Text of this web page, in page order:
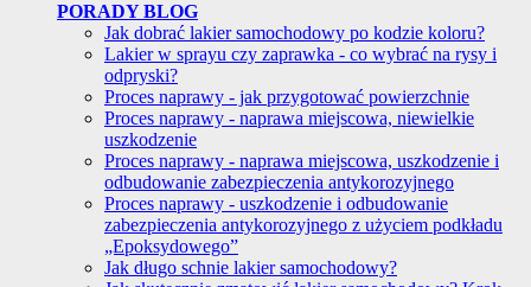
PORADY BLOG
Jak dobrać lakier samochodowy po kodzie koloru?
Lakier w sprayu czy zaprawka - co wybrać na rysy i
odpryski?
Proces naprawy - jak przygotować powierzchnie
Proces naprawy - naprawa miejscowa, niewielkie
uszkodzenie
Proces naprawy - naprawa miejscowa, uszkodzenie i
odbudowanie zabezpieczenia antykorozyjnego
Proces naprawy - uszkodzenie i odbudowanie
zabezpieczenia antykorozyjnego z użyciem podkładu
„Epoksydowego”
Jak długo schnie lakier samochodowy?